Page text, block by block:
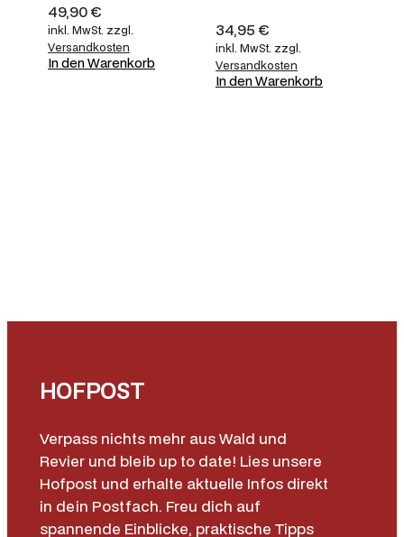
49,90€
inkl. MwSt. zzgl.
Versandkosten
In den Warenkorb
34,95 €
inkl. MwSt. zzgl.
Versandkosten
In den Warenkorb
HOFPOST
Verpass nichts mehr aus Wald und
Revier und bleib up to date! Lies unsere
Hofpost und erhalte aktuelle Infos direkt
in dein Postfach. Freu dich auf
spannende Einblicke, praktische Tipps